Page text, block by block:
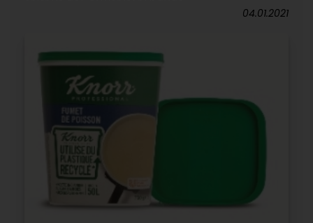
04.01.2021